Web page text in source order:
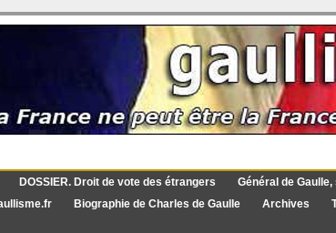
DOSSIER. Droit de vote des étrangers Général de
Biographie de Charles de Gaulle Archives